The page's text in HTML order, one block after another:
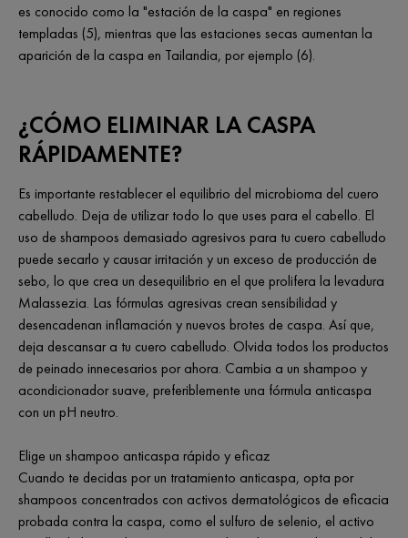
es conocido como la "estación de la caspa" en regiones
templadas (5), mientras que las estaciones secas aumentan la
aparición de la caspa en Tailandia, por ejemplo (6).
¿CÓMO ELIMINAR LA CASPA
RÁPIDAMENTE?
Es importante restablecer el equilibrio del microbioma del cuero
cabelludo. Deja de utilizar todo lo que uses para el cabello. El
uso de shampoos demasiado agresivos para tu cuero cabelludo
puede secarlo y causar irritación y un exceso de producción de
sebo, lo que crea un desequilibrio en el que prolifera la levadura
Malassezia. Las fórmulas agresivas crean sensibilidad y
desencadenan inflamación y nuevos brotes de caspa. Así que,
deja descansar a tu cuero cabelludo. Olvida todos los productos
de peinado innecesarios por ahora. Cambia a un shampoo y
acondicionador suave, preferiblemente una fórmula anticaspa
con un pH neutro.
Elige un shampoo anticaspa rápido y eficaz
Cuando te decidas por un tratamiento anticaspa, opta por
shampoos concentrados con activos dermatológicos de eficacia
probada contra la caspa, como el sulfuro de selenio, el activo